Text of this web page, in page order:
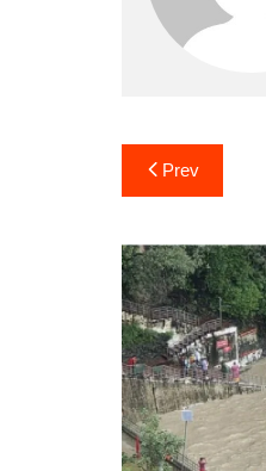
Post
Prev